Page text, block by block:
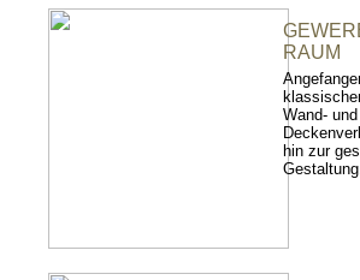
RAUM
Wand- und
hin zur